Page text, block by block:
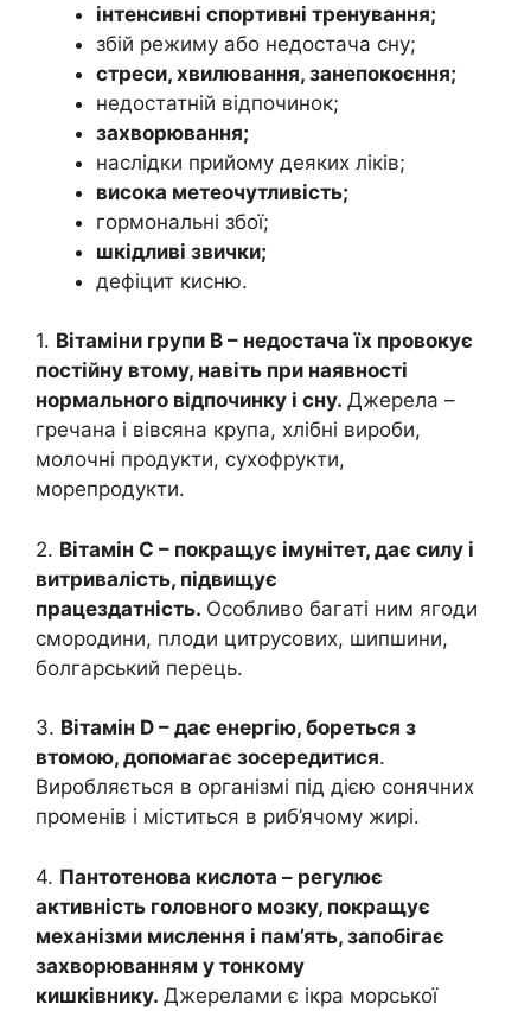
інтенсивні спортивні тренування;
збій режиму або недостача сну;
стреси, хвилювання, занепокоєння;
недостатній відпочинок;
захворювання;
наслідки прийому деяких ліків;
висока метеочутливість;
гормональні збої;
шкідливі звички;
дефіцит кисню.
1. Вітаміни групи B – недостача їх провокує
постійну втому, навіть при наявності
нормального відпочинку і сну. Джерела –
гречана і вівсяна крупа, хлібні вироби,
молочні продукти, сухофрукти,
морепродукти.
2. Вітамін С – покращує імунітет, дає силу і
витривалість, підвищує
працездатність. Особливо багаті ним ягоди
смородини, плоди цитрусових, шипшини,
болгарський перець.
3. Вітамін D – дає енергію, бореться з
втомою, допомагає зосередитися.
Виробляється в організмі під дією сонячних
променів і міститься в риб’ячому жирі.
4. Пантотенова кислота – регулює
активність головного мозку, покращує
механізми мислення і пам’ять, запобігає
захворюванням у тонкому
кишківнику. Джерелами є ікра морської